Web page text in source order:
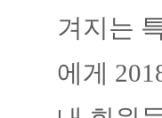
겨지는
에게